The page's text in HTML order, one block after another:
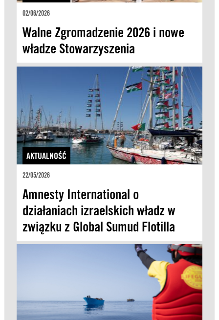
02/06/2026
Walne Zgromadzenie 2026 i nowe
władze Stowarzyszenia
AKTUALNOŚĆ
22/05/2026
Amnesty International o
działaniach izraelskich władz w
związku z Global Sumud Flotilla